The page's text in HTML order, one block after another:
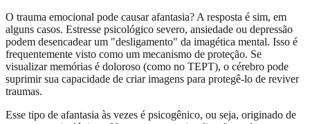
O trauma emocional pode causar afantasia? A resposta é sim, em
alguns casos. Estresse psicológico severo, ansiedade ou depressão
podem desencadear um "desligamento" da imagética mental. Isso é
frequentemente visto como um mecanismo de proteção. Se
visualizar memórias é doloroso (como no TEPT), o cérebro pode
suprimir sua capacidade de criar imagens para protegê-lo de reviver
traumas.
Esse tipo de afantasia às vezes é psicogênico, ou seja, originado de